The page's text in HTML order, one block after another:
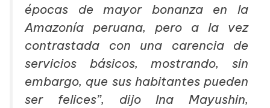
épocas de mayor bonanza en la
Amazonía peruana, pero a la vez
contrastada con una carencia de
servicios básicos, mostrando, sin
embargo, que sus habitantes pueden
ser felices”, dijoIna Mayushin,